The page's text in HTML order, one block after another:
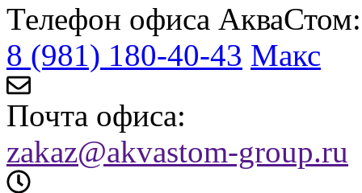
Телефон офиса АкваСтом:
8 (981) 180-40-43 Макс
Почта офиса:
zakaz@akvastom-group.ru